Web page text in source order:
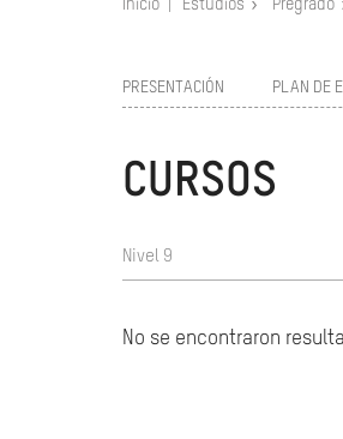
Inicio Estudios Pregrado
PRESENTACIÓN PLAN DE
CURSOS
Nivel 9
No se encontraron